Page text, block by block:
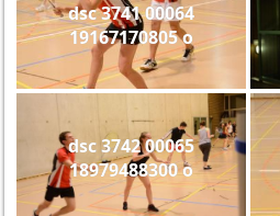
dsc 3741 00064
19167170805 o
dsc 3742 00065
18979488300 o